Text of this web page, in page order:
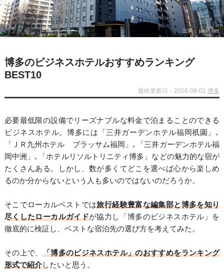
出典：jalan.net
博多のビジネスホテルおすすめランキング
BEST10
最終更新日：2026-08-01博多
必要最低限の設備でリーズナブルな料金で泊まることのできる
ビジネスホテル。博多には「三井ガーデンホテル福岡祇園」､
「ＪＲ九州ホテル ブラッサム福岡」､「三井ガーデンホテル福
岡中洲」､「ホテルリソルトリニティ博多」などの魅力的な宿が
たくさんある。しかし、数が多くてどこを選べば心から楽しめ
るのか分からないという人も多いのではないのだろうか。
そこでローカルベストでは旅行経験豊富な編集部と博多を知り
尽くしたローカルガイドが協力し「博多のビジネスホテル」を
徹底的に検証し、ベストな宿泊先の選び方を考えてみた。
その上で、 「博多のビジネスホテル」のおすすめをランキング
形式で紹介したいと思う。